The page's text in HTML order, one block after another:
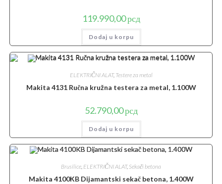
119.990,00рсд
Dodaj u korpu
ELEKTRIČNI ALAT, Testere za metal
Makita 4131 Ručna kružna testera za metal, 1.100W
52.790,00рсд
Dodaj u korpu
Brusilice, ELEKTRIČNI ALAT, Sekači betona
Makita 4100KB Dijamantski sekač betona, 1.400W